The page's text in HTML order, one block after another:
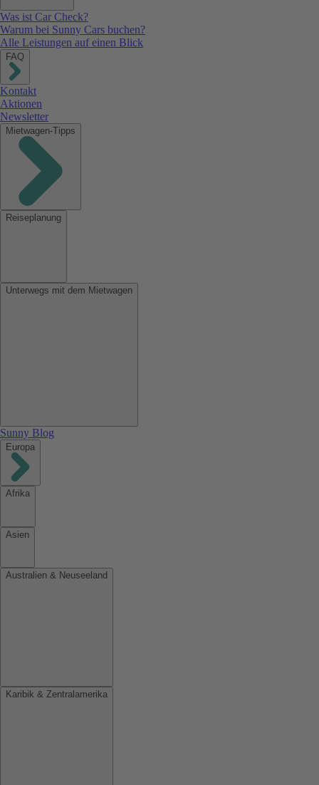
Was ist Car Check?
Warum bei Sunny Cars buchen?
Alle Leistungen auf einen Blick
FAQ
Kontakt
Aktionen
Newsletter
Mietwagen-Tipps
Reiseplanung
Unterwegs mit dem Mietwagen
Sunny Blog
Europa
Afrika
Asien
Australien & Neuseeland
Karibik & Zentralamerika